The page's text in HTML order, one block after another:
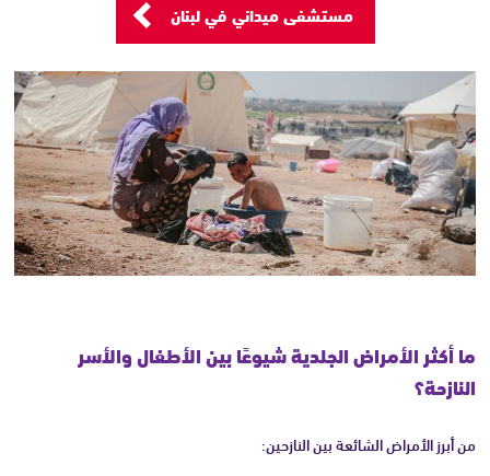
مستشفى ميداني في لبنان
ما أكثر الأمراض الجلدية شيوعًا بين الأطفال والأسر
النازحة؟
من أبرز الأمراض الشائعة بين النازحين: